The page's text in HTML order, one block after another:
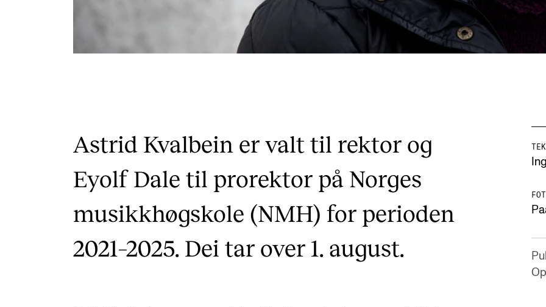
Astrid Kvalbein er valt til rektor og
Eyolf Dale til prorektor på Norges
musikkhøgskole (NMH) for perioden
2021–2025. Dei tar over 1. august.